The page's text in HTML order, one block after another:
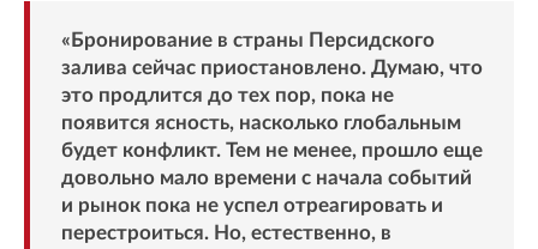
«Бронирование в страны Персидского
залива сейчас приостановлено. Думаю, что
это продлится до тех пор, пока не
появится ясность, насколько глобальным
будет конфликт. Тем не менее, прошло еще
довольно мало времени с начала событий
и рынок пока не успел отреагировать и
перестроиться. Но, естественно, в